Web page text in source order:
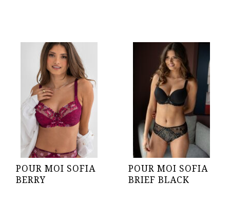
POUR MOI SOFIA
BERRY
POUR MOI SOFIA
BRIEF BLACK